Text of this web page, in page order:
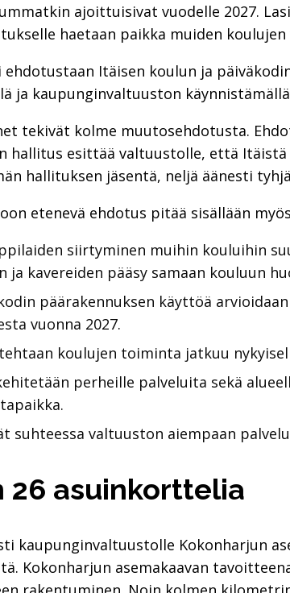
ajoittuisivat vuodelle 2027.
haetaan paikka muiden koulujen
Itäisen koulun ja
ja kaupunginvaltuuston
tekivät kolme muutosehdotusta.
hallitus esittää valtuustolle, että
hallituksen jäsentä, neljä äänesti
etenevä ehdotus pitää sisällään
siirtyminen muihin kouluihin
ja kavereiden pääsy samaan kouluun
päärakennuksen käyttöä
vuonna 2027.
koulujen toiminta jatkuu
perheille palveluita sekä
suhteessa valtuuston aiempaan
26 asuinkorttelia
kaupunginvaltuustolle Kokonharjun
Kokonharjun asemakaavan